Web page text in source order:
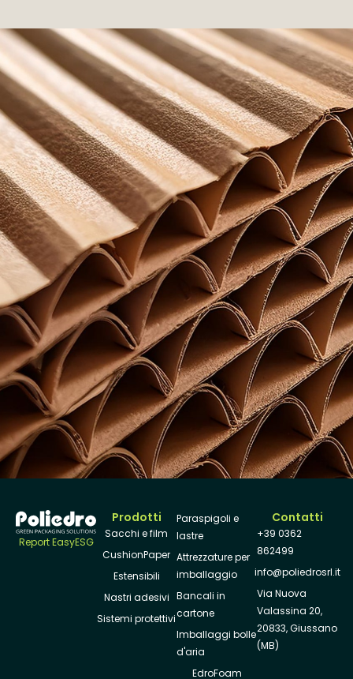
Report EasyESG
Prodotti
Sacchi e film
CushionPaper
Estensibili
Nastri adesivi
Sistemi protettivi
Paraspigoli e
lastre
Attrezzature per
imballaggio
Bancali in
cartone
Imballaggi bolle
d'aria
EdroFoam
Contatti
+39 0362
862499
info@poliedrosrl.it
Via Nuova
Valassina 20,
20833, Giussano
(MB)